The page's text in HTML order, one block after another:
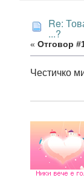
Re:
...?
« Отговор
Честичко